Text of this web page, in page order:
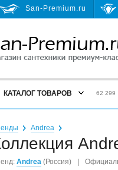
San-Premium.ru
КАТАЛОГ ТОВАРОВ 62 299
Andrea
Andrea (Россия)